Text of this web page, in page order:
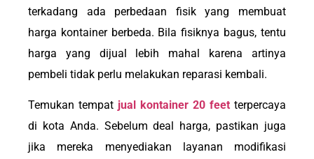
terkadang ada perbedaan fisik yang membuat
harga kontainer berbeda. Bila fisiknya bagus, tentu
harga yang dijual lebih mahal karena artinya
pembeli tidak perlu melakukan reparasi kembali.
Temukan tempat jual kontainer 20 feet terpercaya
di kota Anda. Sebelum deal harga, pastikan juga
jika mereka menyediakan layanan modifikasi